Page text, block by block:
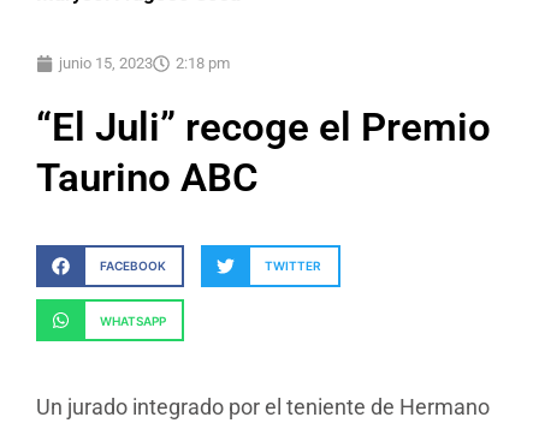
junio 15, 2023 2:18 pm
“El Juli” recoge el Premio
Taurino ABC
FACEBOOK TWITTER
WHATSAPP
Un jurado integrado por el teniente de Hermano